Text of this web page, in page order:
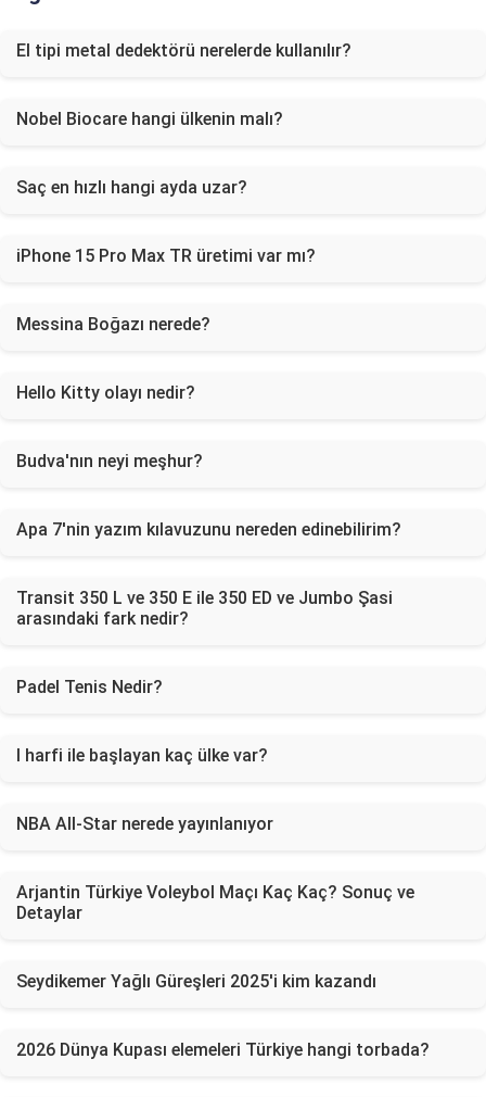
El tipi metal dedektörü nerelerde kullanılır?
Nobel Biocare hangi ülkenin malı?
Saç en hızlı hangi ayda uzar?
iPhone 15 Pro Max TR üretimi var mı?
Messina Boğazı nerede?
Hello Kitty olayı nedir?
Budva'nın neyi meşhur?
Apa 7'nin yazım kılavuzunu nereden edinebilirim?
Transit 350 L ve 350 E ile 350 ED ve Jumbo Şasi
arasındaki fark nedir?
Padel Tenis Nedir?
I harfi ile başlayan kaç ülke var?
NBA All-Star nerede yayınlanıyor
Arjantin Türkiye Voleybol Maçı Kaç Kaç? Sonuç ve
Detaylar
Seydikemer Yağlı Güreşleri 2025'i kim kazandı
2026 Dünya Kupası elemeleri Türkiye hangi torbada?